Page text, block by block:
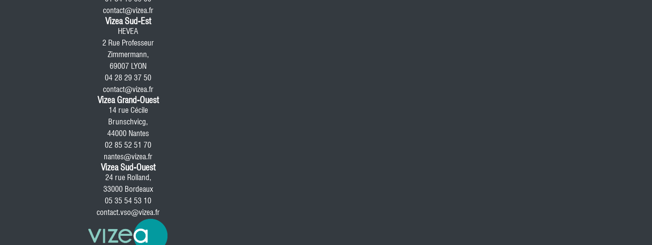
contact@vizea.fr
Vizea Sud-Est
HEVEA
2 Rue Professeur
Zimmermann,
69007 LYON
04 28 29 37 50
contact@vizea.fr
Vizea Grand-Ouest
14 rue Cécile
Brunschvicg,
44000 Nantes
02 85 52 51 70
nantes@vizea.fr
Vizea Sud-Ouest
24 rue Rolland,
33000 Bordeaux
05 35 54 53 10
contact.vso@vizea.fr